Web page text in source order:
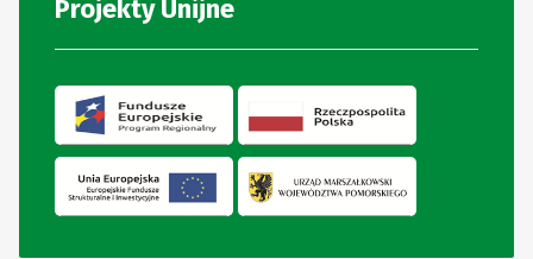
Projekty Unijne